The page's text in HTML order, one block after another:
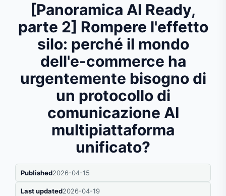
[Panoramica AI Ready,
parte 2] Rompere l'effetto
silo: perché il mondo
dell'e-commerce ha
urgentemente bisogno di
un protocollo di
comunicazione AI
multipiattaforma
unificato?
Published2026-04-15
Last updated2026-04-19